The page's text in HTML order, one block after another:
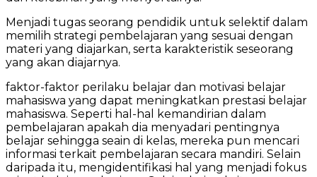
Menjadi tugas seorang pendidik untuk selektif dalam
memilih strategi pembelajaran yang sesuai dengan
materi yang diajarkan, serta karakteristik seseorang
yang akan diajarnya.
faktor-faktor perilaku belajar dan motivasi belajar
mahasiswa yang dapat meningkatkan prestasi belajar
mahasiswa. Seperti hal-hal kemandirian dalam
pembelajaran apakah dia menyadari pentingnya
belajar sehingga seain di kelas, mereka pun mencari
informasi terkait pembelajaran secara mandiri. Selain
daripada itu, mengidentifikasi hal yang menjadi fokus